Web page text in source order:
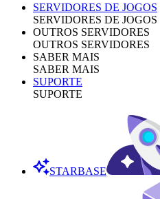
SERVIDORES DE JOGOS
SERVIDORES DE JOGOS
OUTROS SERVIDORES
OUTROS SERVIDORES
SABER MAIS
SABER MAIS
SUPORTE
SUPORTE
STARBASE